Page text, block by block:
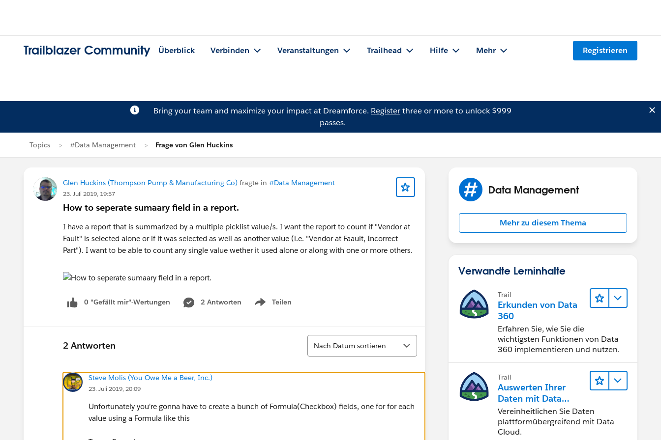
Trailblazer Community Überblick Verbinden Veranstaltungen Trailhead Hilfe Mehr Registrieren
Bring your team and maximize your impact at Dreamforce. Registerthree or more to unlock $999
passes.
Topics #Data Management Frage von Glen Huckins
Glen Huckins (Thompson Pump & Manufacturing Co) fragte in #Data Management
23. Juli 2019, 19:57
How to seperate sumaary field in a report.
I have a report that is summarized by a multiple picklist value/s. I want the report to count if "Vendor at
Fault" is selected alone or if it was selected as well as another value (i.e. "Vendor at Faault, Incorrect
Part"). I want to be able to count any single value wether it used alone or along with one or more others.
0 "Gefällt mir"-Wertungen 2 Antworten Teilen
Show menu
2 Antworten
Sortieren
Nach Datum sortieren
Steve Molis (You Owe Me a Beer, Inc.)
23. Juli 2019, 20:09
Unfortunately you're gonna have to create a bunch of Formula(Checkbox) fields, one for for each
value using a Formula like this
Data Management
Mehr zu diesem Thema
Verwandte Lerninhalte
Trail
Erkunden von Data
360
Erfahren Sie, wie Sie die
wichtigsten Funktionen von Data
360 implementieren und nutzen.
Trail
Auswerten Ihrer
Daten mit Data
Cloud
Vereinheitlichen Sie Daten
plattformübergreifend mit Data
Cloud.